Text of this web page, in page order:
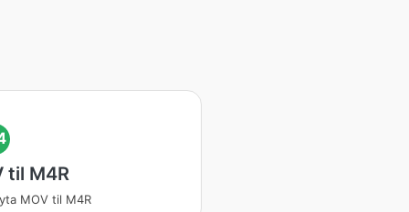
til M4R
MOV til M4R